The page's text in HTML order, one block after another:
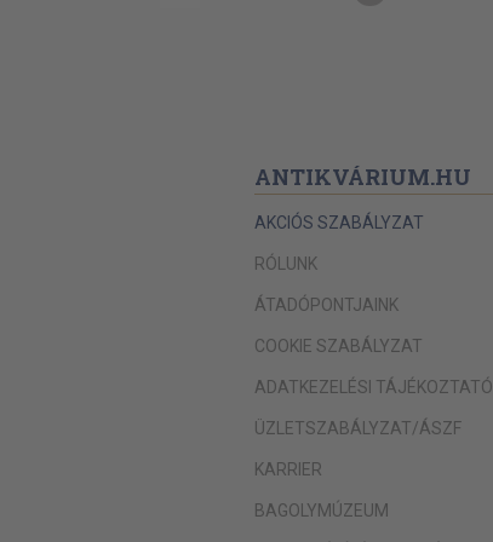
ANTIKVÁRIUM.HU
AKCIÓS SZABÁLYZAT
RÓLUNK
ÁTADÓPONTJAINK
COOKIE SZABÁLYZAT
ADATKEZELÉSI TÁJÉKOZTATÓ
ÜZLETSZABÁLYZAT/ÁSZF
KARRIER
BAGOLYMÚZEUM